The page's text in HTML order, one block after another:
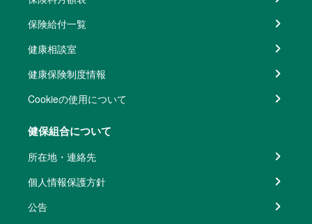
保険給付一覧
健康相談室
健康保険制度情報
Cookieの使用について
健保組合について
所在地・連絡先
個人情報保護方針
公告